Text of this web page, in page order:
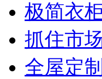
极简衣
抓住市
全屋定